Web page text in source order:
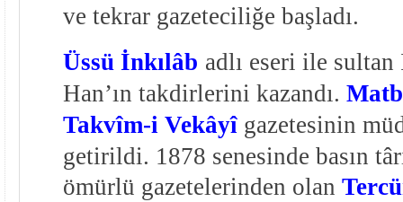
ve tekrar gazeteciliğe başladı.
Üssü İnkılâb adlı eseri ile
Han’ın takdirlerini kazandı.
Takvîm-i Vekâyîgazetesinin
getirildi. 1878 senesinde basın
ömürlü gazetelerinden olan